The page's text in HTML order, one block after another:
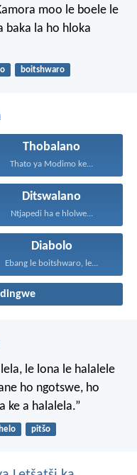
moo le boele le
baka la ho hloka
boitshwaro
Thobalano
Thato ya Modimo ke...
Ditswalano
Ntjapedi ha e hlolwe...
Diabolo
Ebang le boitshwaro, le...
le lona le halalele
ho ngotswe, ho
ke a halalela.”
pitšo